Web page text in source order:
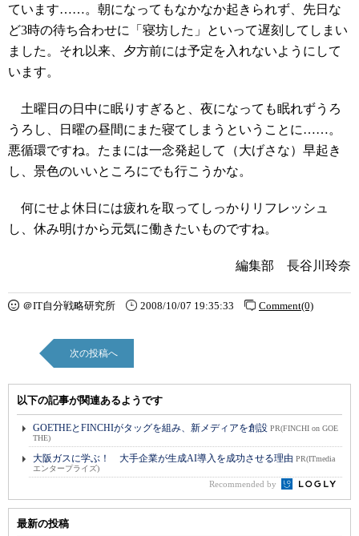
ています……。朝になってもなかなか起きられず、先日な
ど3時の待ち合わせに「寝坊した」といって遅刻してしまい
ました。それ以来、夕方前には予定を入れないようにして
います。
土曜日の日中に眠りすぎると、夜になっても眠れずうろ
うろし、日曜の昼間にまた寝てしまうということに……。
悪循環ですね。たまには一念発起して（大げさな）早起き
し、景色のいいところにでも行こうかな。
何にせよ休日には疲れを取ってしっかりリフレッシュ
し、休み明けから元気に働きたいものですね。
編集部 長谷川玲奈
＠IT自分戦略研究所 2008/10/07 19:35:33 Comment(0)
次の投稿へ
以下の記事が関連あるようです
GOETHEとFINCHIがタッグを組み、新メディアを創設 PR(FINCHI on GOE
THE)
大阪ガスに学ぶ！ 大手企業が生成AI導入を成功させる理由 PR(ITmedia
エンタープライズ)
Recommended by
最新の投稿